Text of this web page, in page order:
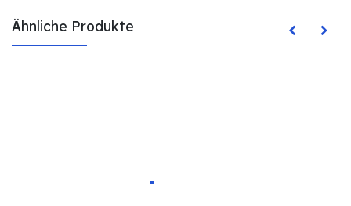
Ähnliche Produkte